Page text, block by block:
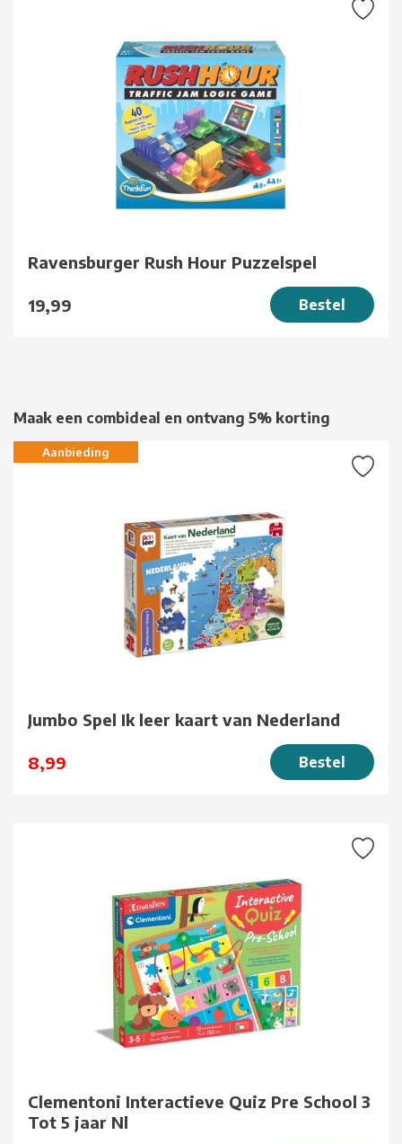
Ravensburger Rush Hour Puzzelspel
19,99 Bestel
Maak een combideal en ontvang 5% korting
Aanbieding
Jumbo Spel Ik leer kaart van Nederland
8,99 Bestel
Clementoni Interactieve Quiz Pre School 3
Tot 5 jaar Nl